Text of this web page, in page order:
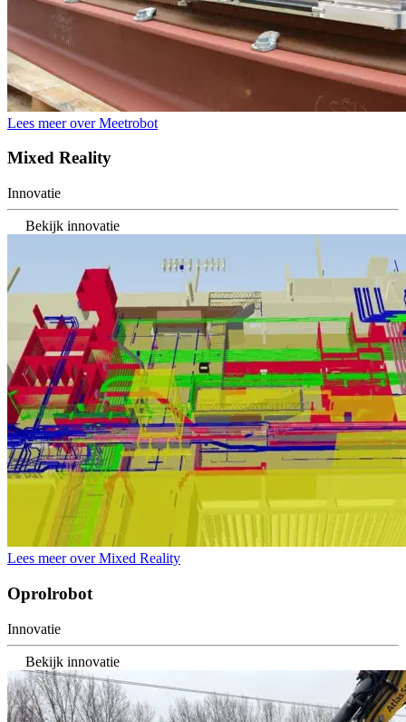
Lees meer over Meetrobot
Mixed Reality
Innovatie
Bekijk innovatie
Lees meer over Mixed Reality
Oprolrobot
Innovatie
Bekijk innovatie